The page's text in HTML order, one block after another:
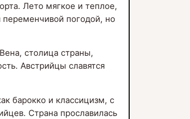
Лето мягкое и теплое,
переменчивой погодой, но
столица страны,
Австрийцы славятся
барокко и классицизм, с
Страна прославилась